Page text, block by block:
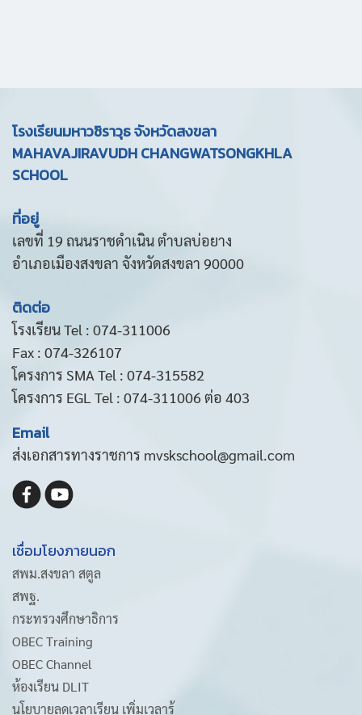
โรงเรียนมหาวชิราวุธ จังหวัดสงขลา
MAHAVAJIRAVUDH CHANGWATSONGKHLA
SCHOOL
ที่อยู่
เลขที่ 19 ถนนราชดำเนิน ตำบลบ่อยาง
อำเภอเมืองสงขลา จังหวัดสงขลา 90000
ติดต่อ
โรงเรียน Tel : 074-311006
Fax : 074-326107
โครงการ SMA Tel : 074-315582
โครงการ EGL Tel : 074-311006 ต่อ 403
Email
ส่งเอกสารทางราชการ mvskschool@gmail.com
เชื่อมโยงภายนอก
สพม.สงขลา สตูล
สพฐ.
กระทรวงศึกษาธิการ
OBEC Training
OBEC Channel
ห้องเรียน DLIT
นโยบายลดเวลาเรียน เพิ่มเวลารู้